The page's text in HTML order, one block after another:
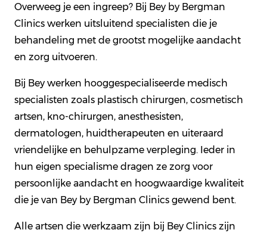
Overweeg je een ingreep? Bij Bey by Bergman
Clinics werken uitsluitend specialisten die je
behandeling met de grootst mogelijke aandacht
en zorg uitvoeren.
Bij Bey werken hooggespecialiseerde medisch
specialisten zoals plastisch chirurgen, cosmetisch
artsen, kno-chirurgen, anesthesisten,
dermatologen, huidtherapeuten en uiteraard
vriendelijke en behulpzame verpleging. Ieder in
hun eigen specialisme dragen ze zorg voor
persoonlijke aandacht en hoogwaardige kwaliteit
die je van Bey by Bergman Clinics gewend bent.
Alle artsen die werkzaam zijn bij Bey Clinics zijn